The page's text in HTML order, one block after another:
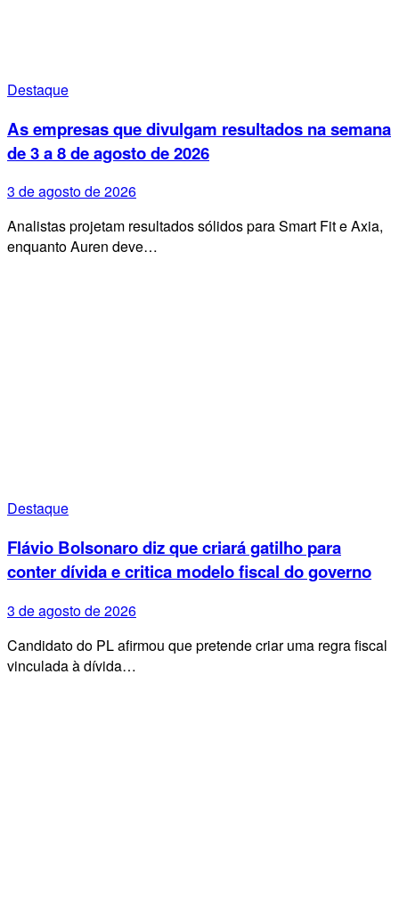
Destaque
As empresas que divulgam resultados na semana
de 3 a 8 de agosto de 2026
3 de agosto de 2026
Analistas projetam resultados sólidos para Smart Fit e Axia,
enquanto Auren deve…
Destaque
Flávio Bolsonaro diz que criará gatilho para
conter dívida e critica modelo fiscal do governo
3 de agosto de 2026
Candidato do PL afirmou que pretende criar uma regra fiscal
vinculada à dívida…